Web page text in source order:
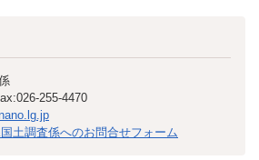
026-255-4470
土調査係へのお問合せフォーム